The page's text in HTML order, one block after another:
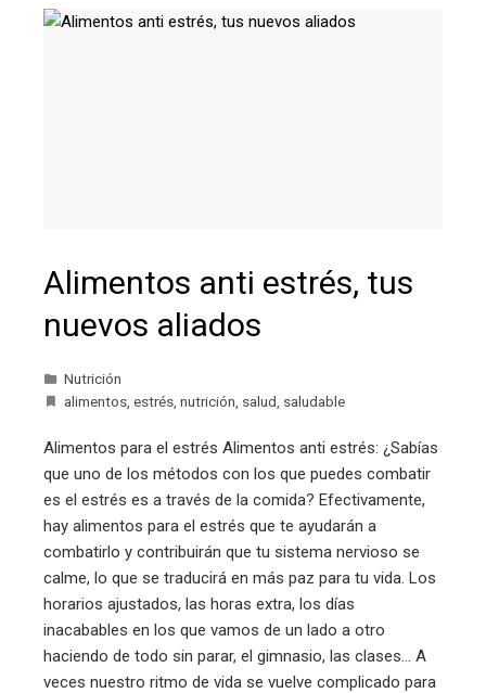
Alimentos anti estrés, tus
nuevos aliados
Nutrición
alimentos estrés nutrición salud saludable
Alimentos para el estrés Alimentos anti estrés: ¿Sabías
que uno de los métodos con los que puedes combatir
es el estrés es a través de la comida? Efectivamente,
hay alimentos para el estrés que te ayudarán a
combatirlo y contribuirán que tu sistema nervioso se
calme, lo que se traducirá en más paz para tu vida. Los
horarios ajustados, las horas extra, los días
inacabables en los que vamos de un lado a otro
haciendo de todo sin parar, el gimnasio, las clases… A
veces nuestro ritmo de vida se vuelve complicado para